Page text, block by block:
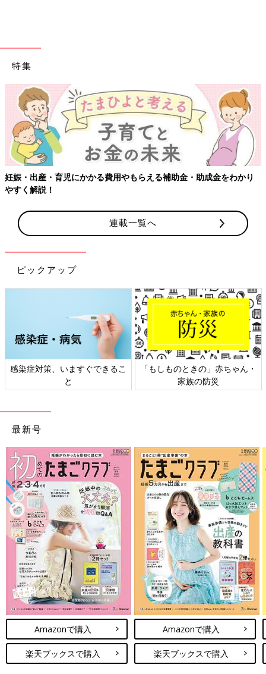
特集
妊娠・出産・育児にかかる費用やもらえる補助金・助成金をわかり
やすく解説！
連載一覧へ
ピックアップ
感染症対策、いますぐできるこ
と
「もしものときの」赤ちゃん・
家族の防災
最新号
Amazonで購入
楽天ブックスで購入
Amazonで購入
楽天ブックスで購入